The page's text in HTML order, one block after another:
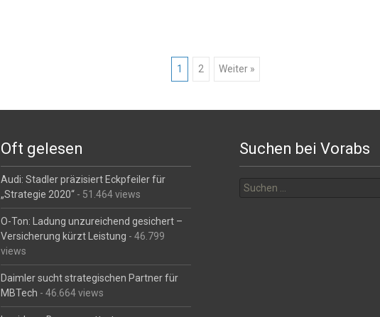
1 2 Weiter »
Oft gelesen
Audi: Stadler präzisiert Eckpfeiler für
„Strategie 2020“ - 51.464 views
O-Ton: Ladung unzureichend gesichert –
Versicherung kürzt Leistung - 46.799
views
Daimler sucht strategischen Partner für
MBTech - 46.664 views
Suchen bei Vorabs
nach: